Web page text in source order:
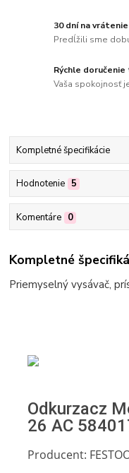
30 dní na
Predĺžili sme
Rýchle
Vaša spokojnosť
Kompletné špecifikácie
Hodnotenie 5
Komentáre 0
Kompletné
Priemyselný vysávač,
Odkurzacz
26 AC
Producent: